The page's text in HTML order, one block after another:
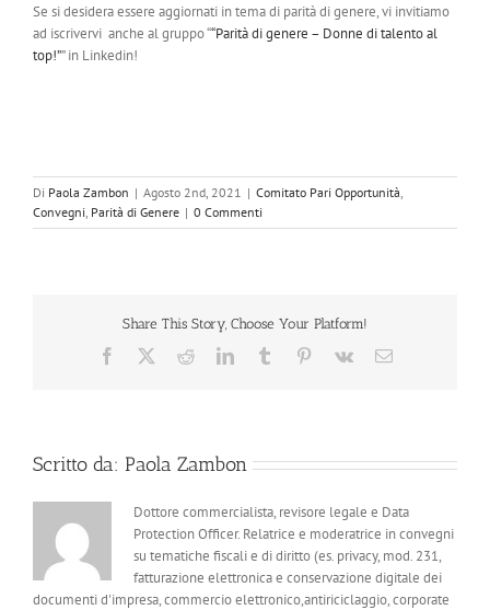
Se si desidera essere aggiornati in tema di parità di genere, vi invitiamo
ad iscrivervi anche al gruppo ““Parità di genere – Donne di talento al
top!”” in Linkedin!
Di Paola Zambon | Agosto 2nd, 2021 | Comitato Pari Opportunità
Convegni Parità di Genere | 0 Commenti
Share This Story, Choose Your Platform!
Facebook RedditLinkedInTumblr Pinterest
Vk Email
Scritto da: Paola Zambon
Dottore commercialista, revisore legale e Data
Protection Officer. Relatrice e moderatrice in convegni
su tematiche fiscali e di diritto (es. privacy, mod. 231,
fatturazione elettronica e conservazione digitale dei
documenti d'impresa, commercio elettronico,antiriciclaggio, corporate